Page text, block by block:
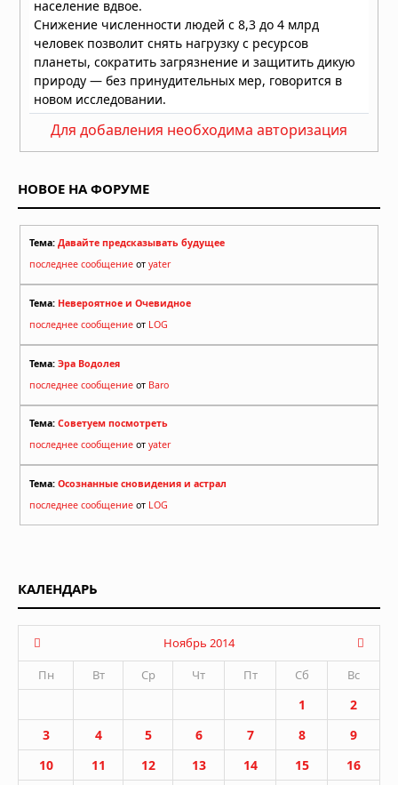
«угрозой национальной
безопасности» в Европе, пламя
распространилось на Грецию и
Великобританию
30.07.2026 в 13:57
Бразилию накрыли мощные
ураганы: пять человек погибли,
тысячи людей не смогли добраться
30.07.2026 в 12:02
Землетрясение в Японии: число
погибших достигло 13, спасатели
ищут выживших
29.07.2026 в 13:51
Для добавления необходима авторизация
НОВОЕ НА ФОРУМЕ
Тема: Давайте предсказывать будущее
последнее сообщение от yater
Тема: Невероятное и Очевидное
последнее сообщение от LOG
Тема: Эра Водолея
последнее сообщение от Baro
Тема: Советуем посмотреть
последнее сообщение от yater
Тема: Осознанные сновидения и астрал
последнее сообщение от LOG
КАЛЕНДАРЬ
Ноябрь 2014
Пн
Вт Ср Чт Пт Сб Вс
1
2
3
4 5 6 7 8
9
10
11 12 13 14 15
16